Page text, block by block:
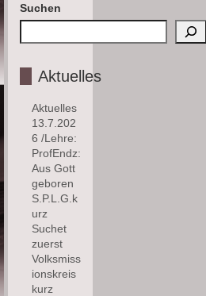
Suchen
Aktuelles
Aktuelles
13.7.202
6 /Lehre:
ProfEndz:
Aus Gott
geboren
S.P.L.G.k
urz
Suchet
zuerst
Volksmiss
ionskreis
kurz